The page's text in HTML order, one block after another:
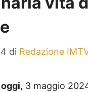
di Redazione
, 3 maggio